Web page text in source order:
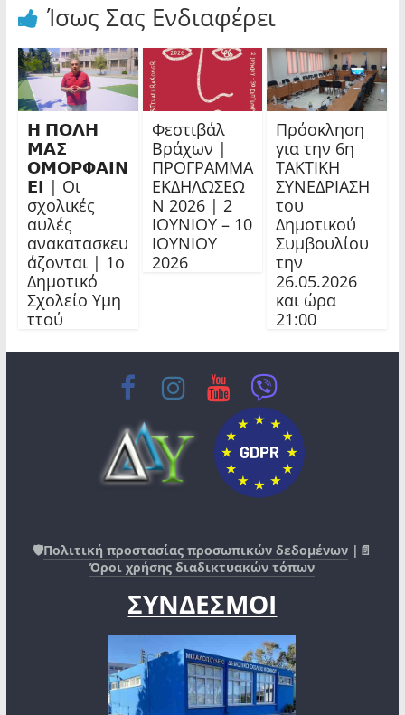
Ίσως Σας Ενδιαφέρει
𝝜 𝝥𝝤𝝠𝝜
𝝡𝝖𝝨
𝝤𝝡𝝤𝝦𝝫𝝖𝝞𝝢
𝝚𝝞 | Οι
σχολικές
αυλές
ανακατασκευ
άζονται | 1ο
Δημοτικό
Σχολείο Υμη
ττού
Φεστιβάλ
Βράχων |
ΠΡΟΓΡΑΜΜΑ
ΕΚΔΗΛΩΣΕΩ
Ν 2026 | 2
ΙΟΥΝΙΟΥ – 10
ΙΟΥΝΙΟΥ
2026
Πρόσκληση
για την 6η
ΤΑΚΤΙΚΗ
ΣΥΝΕΔΡΙΑΣΗ
του
Δημοτικού
Συμβουλίου
την
26.05.2026
και ώρα
21:00
🛡️Πολιτική προστασίας προσωπικών δεδομένων |📄
Όροι χρήσης διαδικτυακών τόπων
ΣΥΝΔΕΣΜΟΙ